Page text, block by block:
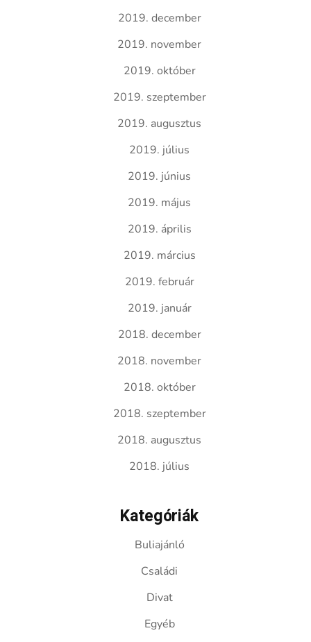
2019. december
2019. november
2019. október
2019. szeptember
2019. augusztus
2019. július
2019. június
2019. május
2019. április
2019. március
2019. február
2019. január
2018. december
2018. november
2018. október
2018. szeptember
2018. augusztus
2018. július
Kategóriák
Buliajánló
Családi
Divat
Egyéb